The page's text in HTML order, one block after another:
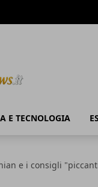
E TECNOLOGIA
e i consigli